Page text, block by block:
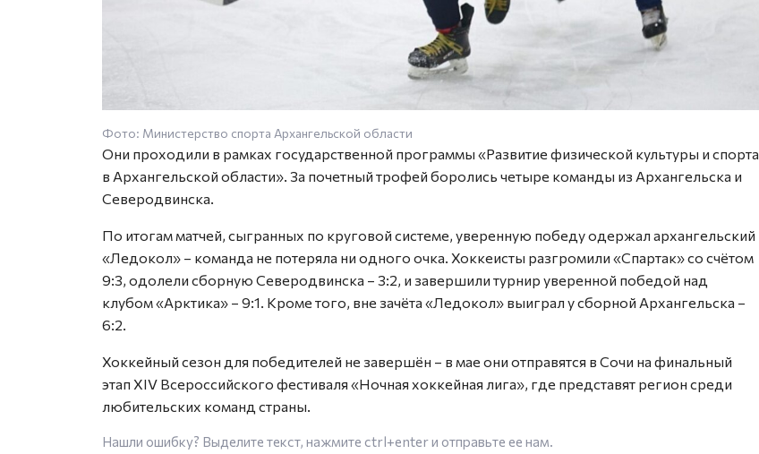
Фото: Министерство спорта Архангельской области
Они проходили в рамках государственной программы «Развитие физической культуры и спорта
в Архангельской области». За почетный трофей боролись четыре команды из Архангельска и
Северодвинска.
По итогам матчей, сыгранных по круговой системе, уверенную победу одержал архангельский
«Ледокол» – команда не потеряла ни одного очка. Хоккеисты разгромили «Спартак» со счётом
9:3, одолели сборную Северодвинска – 3:2, и завершили турнир уверенной победой над
клубом «Арктика» – 9:1. Кроме того, вне зачёта «Ледокол» выиграл у сборной Архангельска –
6:2.
Хоккейный сезон для победителей не завершён – в мае они отправятся в Сочи на финальный
этап XIV Всероссийского фестиваля «Ночная хоккейная лига», где представят регион среди
любительских команд страны.
Нашли ошибку? Выделите текст, нажмите ctrl+enterи отправьте ее нам.